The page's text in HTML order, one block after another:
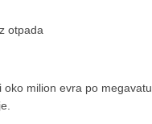
otpada
milion evra po megavatu